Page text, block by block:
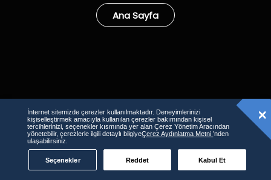
Ana Sayfa
İnternet sitemizde çerezler kullanılmaktadır. Deneyimlerinizi
kişiselleştirmek amacıyla kullanılan çerezler bakımından kişisel
tercihlerinizi, seçenekler kısmında yer alan Çerez Yönetim Aracından
yönetebilir, çerezlerle ilgili detaylı bilgiyeÇerez Aydınlatma Metni’nden
ulaşabilirsiniz.
Seçenekler Reddet Kabul Et